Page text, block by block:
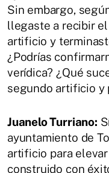
Sin embargo,
llegaste a recibir
artificio y
¿Podrías
verídica? ¿Qué
segundo artificio y
Juanelo Turriano:
ayuntamiento de
artificio para
construido con